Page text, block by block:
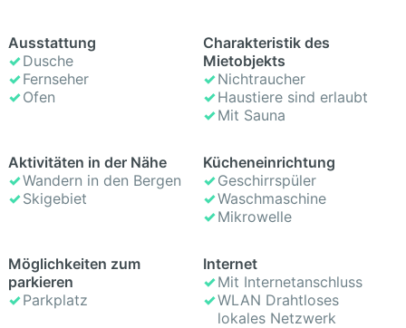
Ausstattung
Dusche
Fernseher
Ofen
Cha­rak­te­ris­tik des
Mietobjekts
Nichtraucher
Haustiere sind erlaubt
Mit Sauna
Aktivitäten in der Nähe
Wandern in den Bergen
Skigebiet
Kücheneinrichtung
Geschirrspüler
Waschmaschine
Mikrowelle
Möglichkeiten zum
parkieren
Parkplatz
Internet
Mit Internetanschluss
WLAN Drahtloses
lokales Netzwerk